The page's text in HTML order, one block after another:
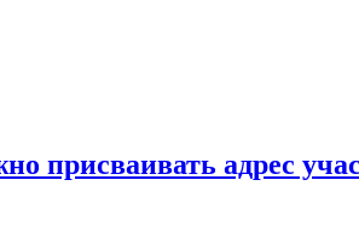
присваивать адрес